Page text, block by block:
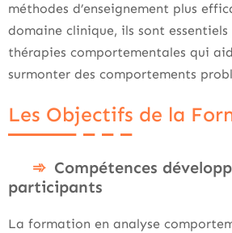
méthodes d’enseignement plus
domaine clinique, ils sont essentiels
thérapies comportementales qui
surmonter des comportements
Les Objectifs de la
Compétences
participants
La formation en analyse